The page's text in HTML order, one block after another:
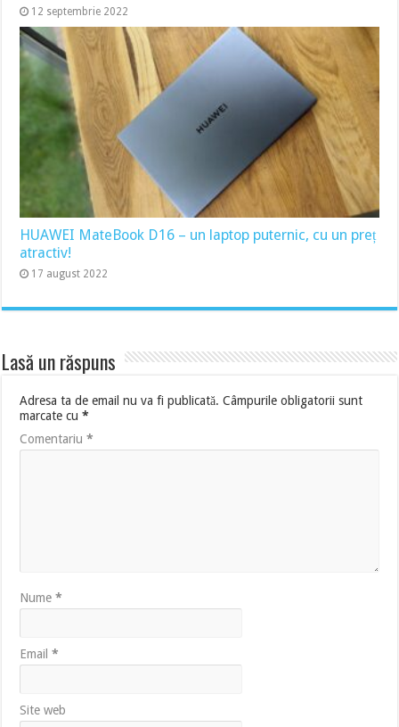
12 septembrie 2022
HUAWEI MateBook D16 – un laptop puternic, cu un preț
atractiv!
17 august 2022
Lasă un răspuns
Adresa ta de email nu va fi publicată. Câmpurile obligatorii sunt
marcate cu*
Comentariu*
Nume*
Email*
Site web